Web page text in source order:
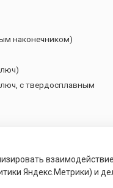
наконечником)
с твердосплавным
Яндекс.Метрики) и